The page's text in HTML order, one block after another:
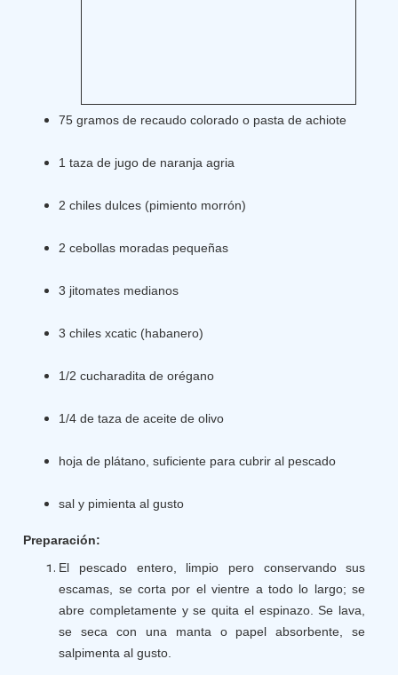
75 gramos de recaudo colorado o pasta de achiote
1 taza de jugo de naranja agria
2 chiles dulces (pimiento morrón)
2 cebollas moradas pequeñas
3 jitomates medianos
3 chiles xcatic (habanero)
1/2 cucharadita de orégano
1/4 de taza de aceite de olivo
hoja de plátano, suficiente para cubrir al pescado
sal y pimienta al gusto
Preparación:
El pescado entero, limpio pero conservando sus
escamas, se corta por el vientre a todo lo largo; se
abre completamente y se quita el espinazo. Se lava,
se seca con una manta o papel absorbente, se
salpimenta al gusto.